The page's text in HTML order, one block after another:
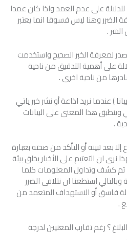
على عدم العمد واذا كان عمدا
الضرر وهنا ليس فسوقا انما يعتبر
.
لمعرفة الخبر الصحيح واستخدمت
على أهمية التدقيق من ناحية
من ناحية اخرى .
) عندما نريد اذاعة أو نشر خبر ياتي
هذا المعنى على البيانات
.
بعد تبينه أو التأكد من صحته بعبارة
ان التعتيم على الأخبار يخلق بيئة
تم كشف وتداول المعلومات كلما
وبالتالي استطعنا ان نتلافى الضرر
فاسق أو الاستهداف المتعمد من
.
؟ رغم تقارب المعنيين لدرجة